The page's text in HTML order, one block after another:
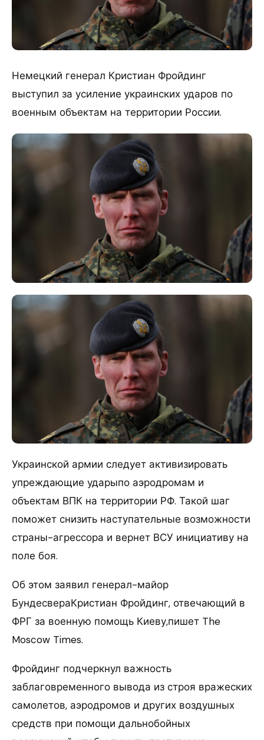
Немецкий генерал Кристиан Фройдинг
выступил за усиление украинских ударов по
военным объектам на территории России.
Украинской армии следует активизировать
упреждающие ударыпо аэродромам и
объектам ВПК на территории РФ. Такой шаг
поможет снизить наступательные возможности
страны-агрессора и вернет ВСУ инициативу на
поле боя.
Об этом заявил генерал-майор
БундесвераКристиан Фройдинг, отвечающий в
ФРГ за военную помощь Киеву,пишет The
Moscow Times.
Фройдинг подчеркнул важность
заблаговременного вывода из строя вражеских
самолетов, аэродромов и других воздушных
средств при помощи дальнобойных